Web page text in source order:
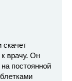
скачет
к врачу. Он
постоянной